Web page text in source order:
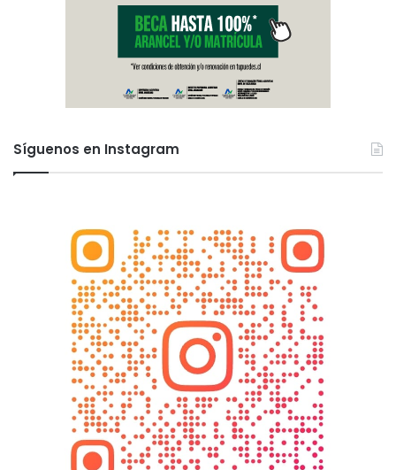
Síguenos en Instagram